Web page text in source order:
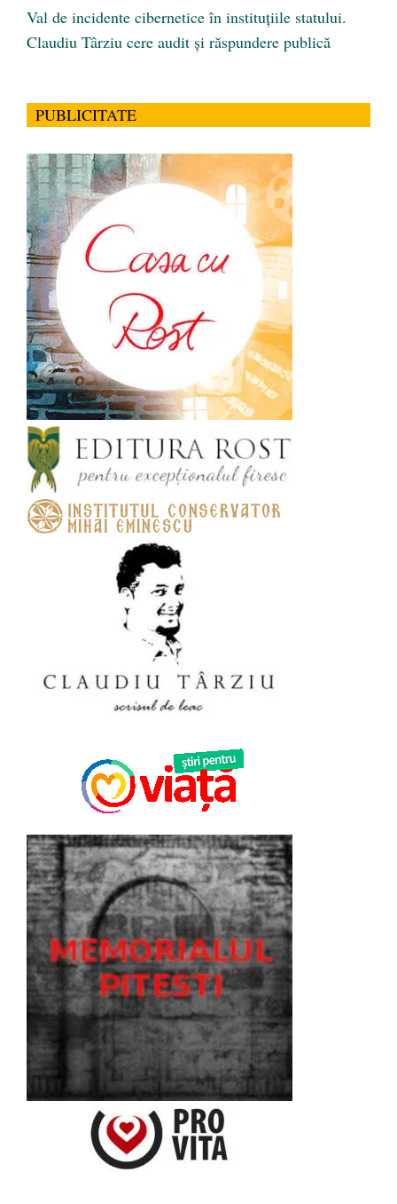
Val de incidente cibernetice în instituțiile statului.
Claudiu Târziu cere audit și răspundere publică
PUBLICITATE